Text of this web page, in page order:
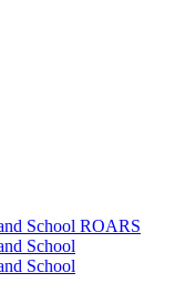
ROARS